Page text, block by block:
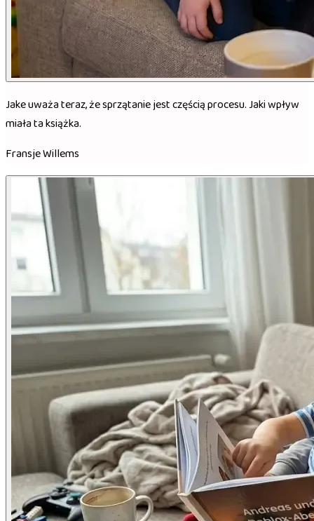
Jake uważa teraz, że sprzątanie jest częścią procesu. Jaki wpływ
miała ta książka.
Fransje Willems